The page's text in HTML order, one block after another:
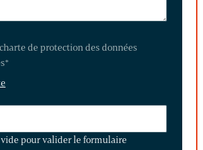
de protection des données
*
vide pour valider le formulaire